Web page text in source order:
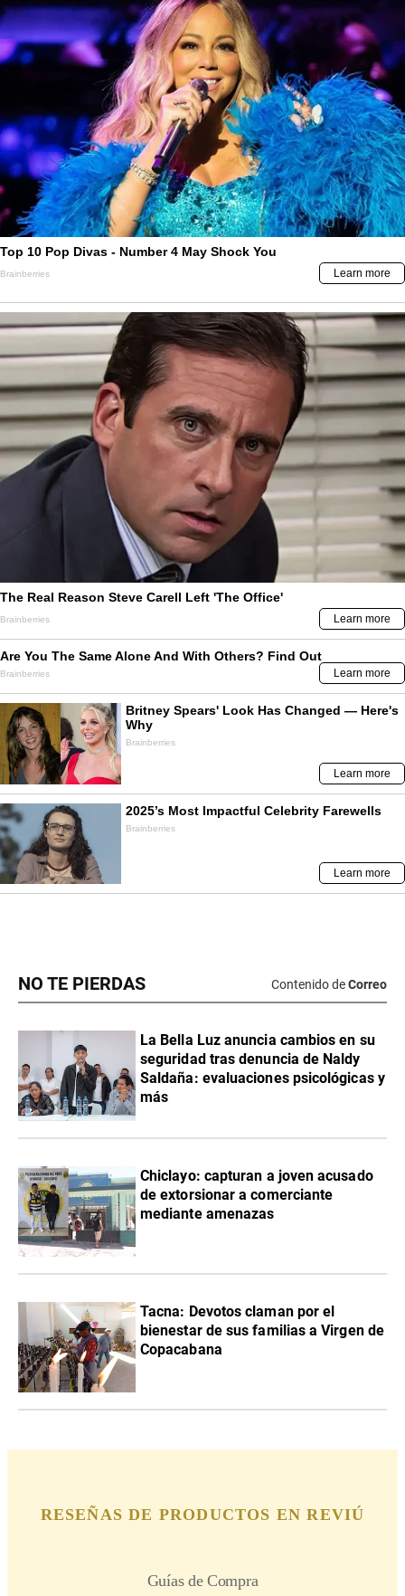
NO TE PIERDAS Contenido deCorreo
La Bella Luz anuncia cambios en su
seguridad tras denuncia de Naldy
Saldaña: evaluaciones psicológicas y
más
Chiclayo: capturan a joven acusado
de extorsionar a comerciante
mediante amenazas
Tacna: Devotos claman por el
bienestar de sus familias a Virgen de
Copacabana